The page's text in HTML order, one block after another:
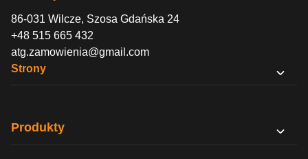
86-031 Wilcze, Szosa Gdańska 24
+48 515 665 432
atg.zamowienia@gmail.com
Strony
Produkty